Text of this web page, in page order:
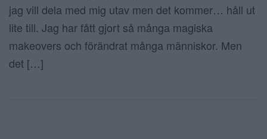
jag vill dela med mig utav men det kommer… håll ut
lite till. Jag har fått gjort så många magiska
makeovers och förändrat många människor. Men
det […]